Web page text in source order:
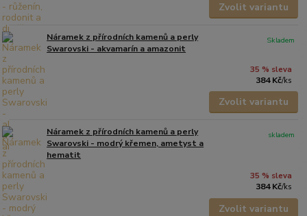
Zvolit variantu
Náramek z přírodních kamenů a perly
Swarovski - akvamarín a amazonit
35 % sleva
384 Kč/ks
Skladem
Zvolit variantu
Náramek z přírodních kamenů a perly
Swarovski - modrý křemen, ametyst a
hematit
35 % sleva
384 Kč/ks
skladem
Zvolit variantu